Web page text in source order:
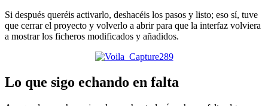
Si después queréis activarlo, deshacéis los pasos y listo; eso sí, tuve
que cerrar el proyecto y volverlo a abrir para que la interfaz volviera
a mostrar los ficheros modificados y añadidos.
Lo que sigo echando en falta